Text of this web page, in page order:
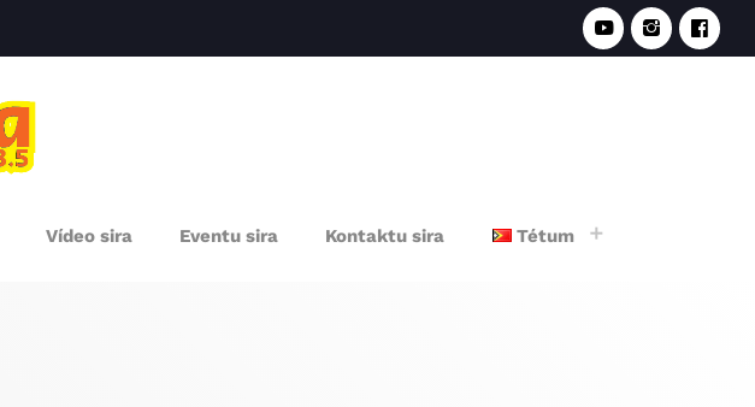
Vídeo sira Eventu sira Kontaktu sira Tétum